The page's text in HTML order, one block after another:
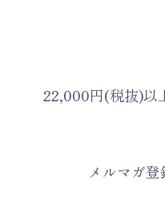
22,000円(税抜)以
メルマガ